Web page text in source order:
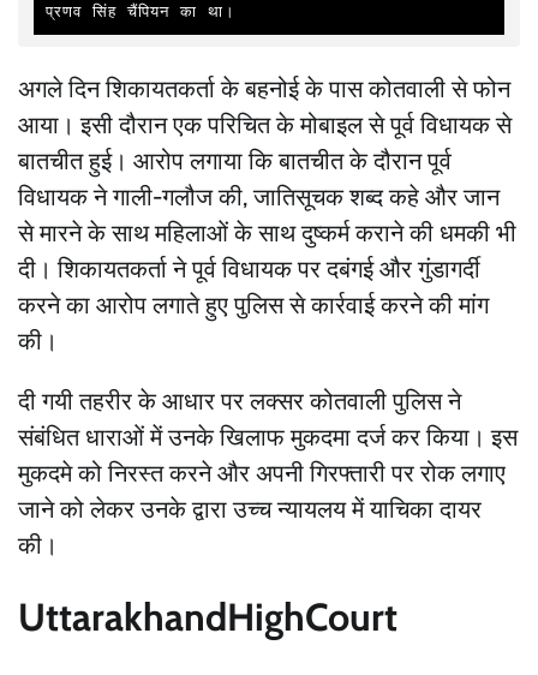
प्रणव सिंह चैंपियन का था।
अगले दिन शिकायतकर्ता के बहनोई के पास कोतवाली से फोन
आया। इसी दौरान एक परिचित के मोबाइल से पूर्व विधायक से
बातचीत हुई। आरोप लगाया कि बातचीत के दौरान पूर्व
विधायक ने गाली-गलौज की, जातिसूचक शब्द कहे और जान
से मारने के साथ महिलाओं के साथ दुष्कर्म कराने की धमकी भी
दी। शिकायतकर्ता ने पूर्व विधायक पर दबंगई और गुंडागर्दी
करने का आरोप लगाते हुए पुलिस से कार्रवाई करने की मांग
की।
दी गयी तहरीर के आधार पर लक्सर कोतवाली पुलिस ने
संबंधित धाराओं में उनके खिलाफ मुकदमा दर्ज कर किया। इस
मुकदमे को निरस्त करने और अपनी गिरफ्तारी पर रोक लगाए
जाने को लेकर उनके द्वारा उच्च न्यायलय में याचिका दायर
की।
UttarakhandHighCourt